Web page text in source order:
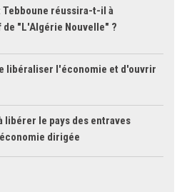
réussira-t-il à
"L'Algérie Nouvelle" ?
libéraliser l'économie et d'ouvrir
libérer le pays des entraves
dirigée